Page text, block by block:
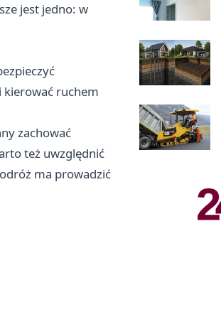
jest jedno: w
kierować ruchem
zachować
też uwzględnić
ma prowadzić